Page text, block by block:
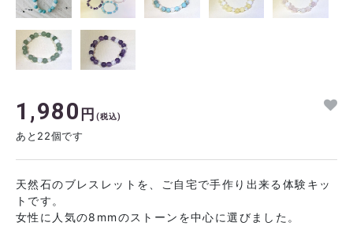
1,980 円 (税込)
あと22個です
天然石のブレスレットを、ご自宅で手作り出来る体験キッ
トです。
女性に人気の8mmのストーンを中心に選びました。